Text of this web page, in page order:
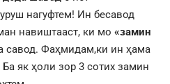
нагуфтем! Ин бесавод
навиштааст, ки мо «замин
савод. Фаҳмидам,ки ин ҳама
як ҳоли зор 3 сотих замин